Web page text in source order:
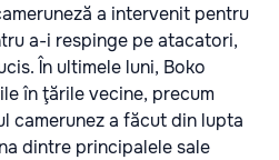
a intervenit pentru
a-i respinge pe atacatori,
În ultimele luni, Boko
în ţările vecine, precum
camerunez a făcut din lupta
dintre principalele sale